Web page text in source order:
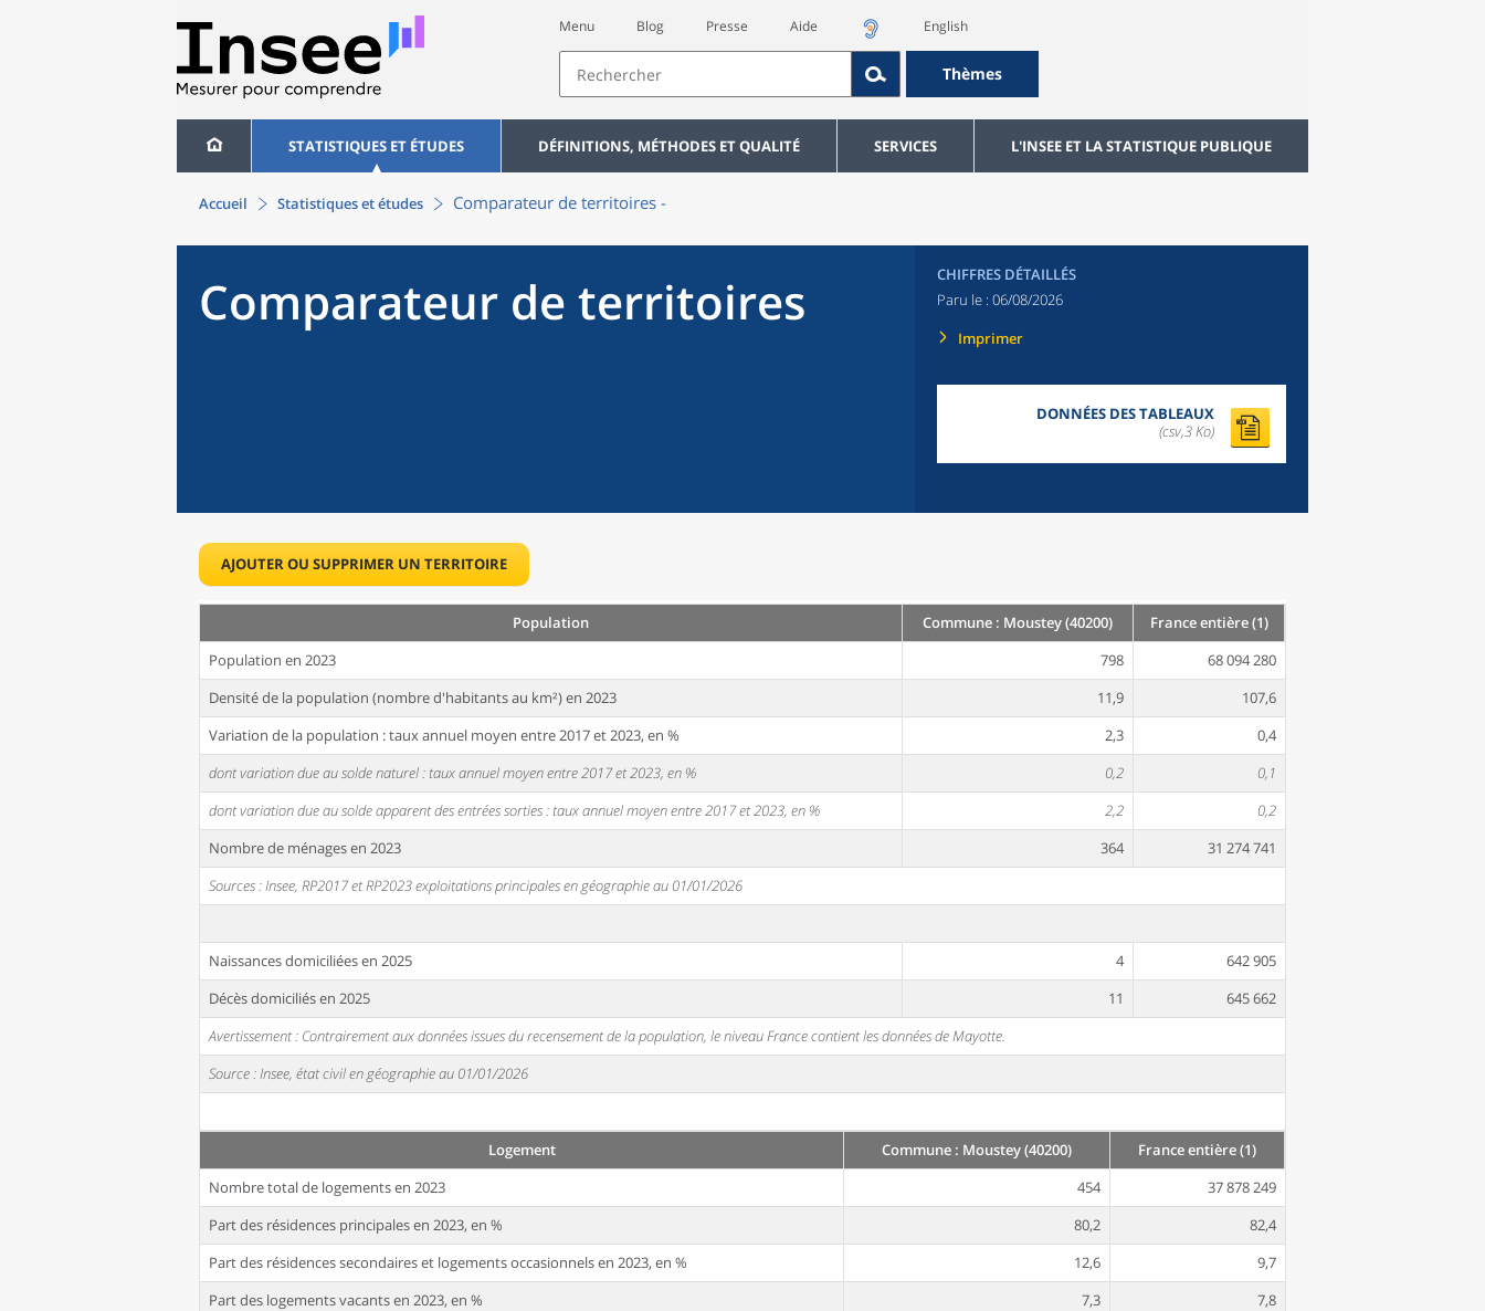
Menu Blog Presse Aide English
Thèmes
STATISTIQUES ET ÉTUDES DÉFINITIONS, MÉTHODES ET QUALITÉ SERVICES L'INSEE ET LA STATISTIQUE PUBLIQUE
Accueil Statistiques et études Comparateur de territoires -
Comparateur de territoires
CHIFFRES DÉTAILLÉS
Paru le : 06/08/2026
Imprimer
DONNÉES DES TABLEAUX
(csv,3 Ko)
AJOUTER OU SUPPRIMER UN TERRITOIRE
Population Commune : Moustey (40200)
France entière (1)
Population en 2023
798
68 094 280
Densité de la population (nombre d'habitants au km²) en 2023
11,9
107,6
Variation de la population : taux annuel moyen entre 2017 et 2023, en %
2,3
0,4
dont variation due au solde naturel : taux annuel moyen entre 2017 et 2023, en %
0,2
0,1
dont variation due au solde apparent des entrées sorties : taux annuel moyen entre 2017 et 2023, en %
2,2
0,2
Nombre de ménages en 2023
364
31 274 741
Sources : Insee, RP2017 et RP2023 exploitations principales en géographie au 01/01/2026
Naissances domiciliées en 2025 4
642 905
Décès domiciliés en 2025
11
645 662
Avertissement : Contrairement aux données issues du recensement de la population, le niveau France contient les données de Mayotte.
Source : Insee, état civil en géographie au 01/01/2026
Logement Commune : Moustey (40200)
France entière (1)
Nombre total de logements en 2023
454
37 878 249
Part des résidences principales en 2023, en %
80,2
82,4
Part des résidences secondaires et logements occasionnels en 2023, en %
12,6
9,7
Part des logements vacants en 2023, en %
7,3
7,8